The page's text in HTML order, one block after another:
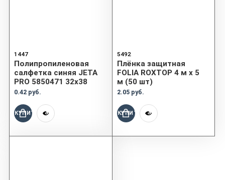
1447
Полипропиленовая
салфетка синяя JETA
PRO 5850471 32х38
0.42 руб.
КУПИТЬ
5492
Плёнка защитная
FOLIA ROXTOP 4 м x 5
м (50 шт)
2.05 руб.
КУПИТЬ